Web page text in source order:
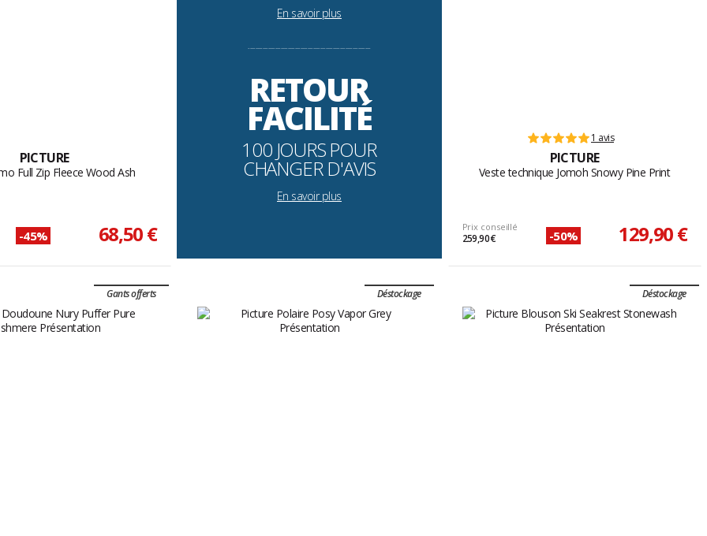
PICTURE
Full Zip Fleece Wood Ash
-45% 68,50 €
En savoir plus
--------------------------------------------------------------------
RETOUR
FACILITÉ
100 JOURS POUR
CHANGER D'AVIS
En savoir plus
1 avis
PICTURE
Veste technique Jomoh Snowy Pine Print
Prix conseillé
259,90 € -50% 129,90 €
Gants offerts Déstockage Déstockage